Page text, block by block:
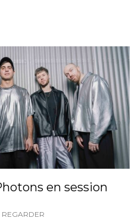
en session
REGARDER